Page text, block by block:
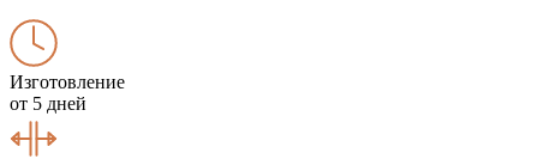
Изготовление
от 5 дней